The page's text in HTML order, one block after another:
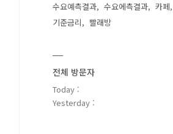
수요예측결과 수요에측결과
카페
기준금리
빨래방
전체 방문자
Today :
Yesterday :